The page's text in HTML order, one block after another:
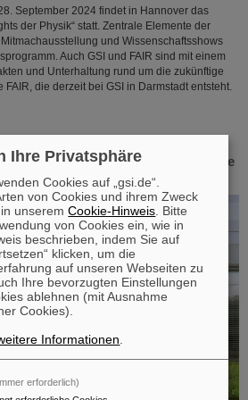
September 2024 findet in Hannover das
der Physik“ statt. Zentrale Elemente der
und Wissenschaftsshows
Auch GSI und FAIR sind mit einem
und Unterhaltung rund um die zukünftige
die derzeit bei GSI in Darmstadt entsteht.
Strahlenhärteprüfung: Bedürfnisse
im Blick
Ihre Privatsphäre
Cookies auf „gsi.de“.
von Cookies und ihrem Zweck
in unseremCookie-Hinweis . Bitte
von Cookies ein, wie in
beschrieben, indem Sie auf
klicken, um die
auf unseren Webseiten zu
Ihre bevorzugten Einstellungen
ablehnen (mit Ausnahme
Cookies).
Informationen
erforderlich)